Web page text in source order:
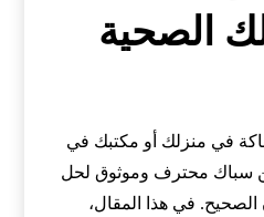
الصحية
في منزلك أو مكتبك في
سباك محترف وموثوق لحل
في هذا المقال،